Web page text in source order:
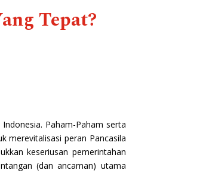
Tepat?
Paham-Paham serta
merevitalisasi peran Pancasila
keseriusan pemerintahan
(dan ancaman) utama